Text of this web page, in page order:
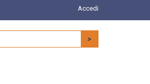
Accedi
>